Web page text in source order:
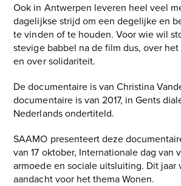
Ook in Antwerpen leveren heel veel
dagelijkse strijd om een degelijke en
te vinden of te houden. Voor wie wil
stevige babbel na de film dus, over
en over solidariteit.
De documentaire is van Christina
documentaire is van 2017, in Gents
Nederlands ondertiteld.
SAAMO presenteert deze
van 17 oktober, Internationale dag van
armoede en sociale uitsluiting. Dit jaar
aandacht voor het thema Wonen.